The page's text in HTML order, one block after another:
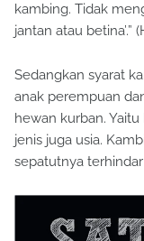
kambing. Tidak
jantan atau betina’.”
Sedangkan syarat
anak perempuan
hewan kurban.
jenis juga usia.
sepatutnya